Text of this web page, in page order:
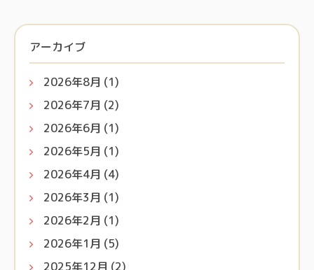
アーカイブ
2026年8月 (1)
2026年7月 (2)
2026年6月 (1)
2026年5月 (1)
2026年4月 (4)
2026年3月 (1)
2026年2月 (1)
2026年1月 (5)
2025年12月 (2)